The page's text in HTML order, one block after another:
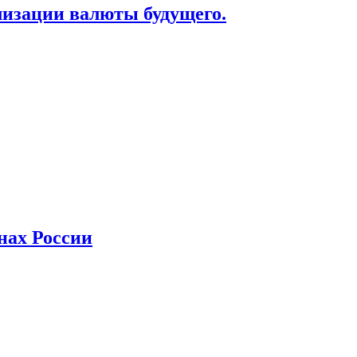
валюты будущего.
России